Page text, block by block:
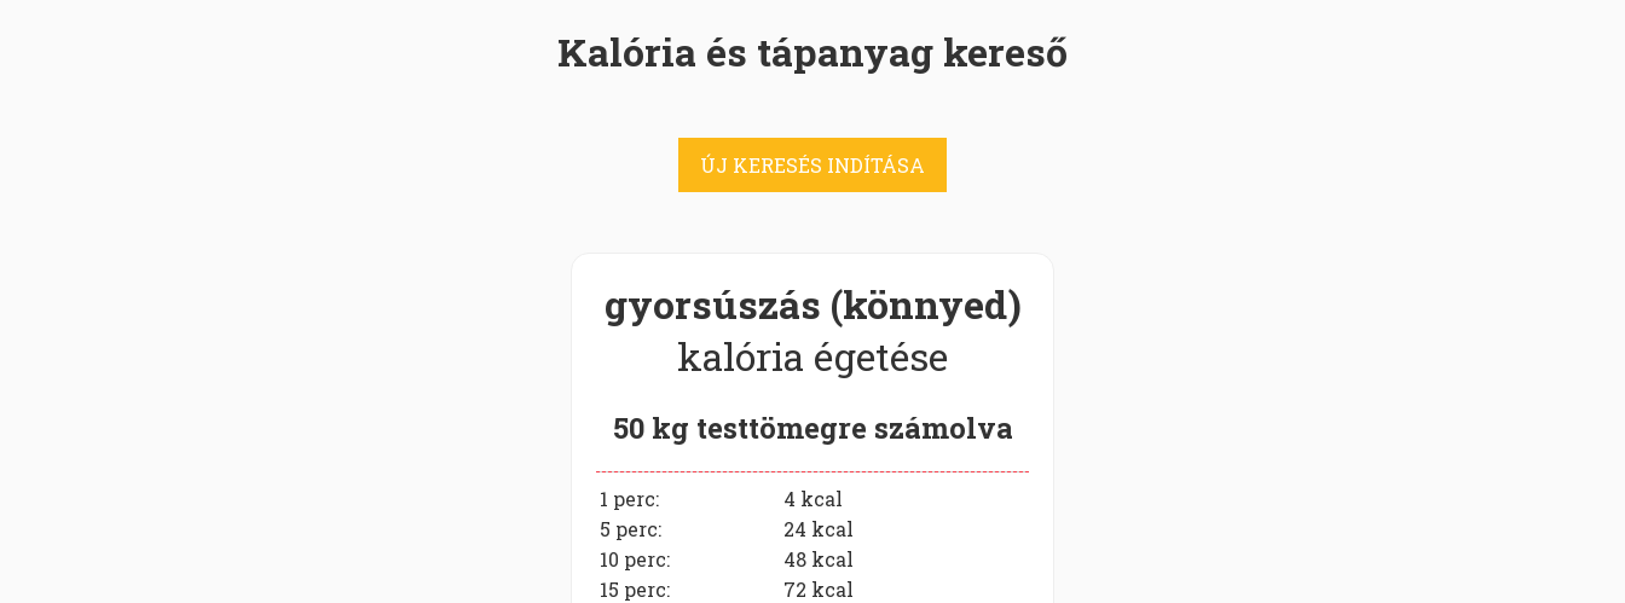
Kalória és tápanyag kereső
ÚJ KERESÉS INDÍTÁSA
gyorsúszás (könnyed)
kalória égetése
50 kg testtömegre számolva
1 perc: 4 kcal
5 perc:
24 kcal
10 perc:
48 kcal
15 perc:
72 kcal